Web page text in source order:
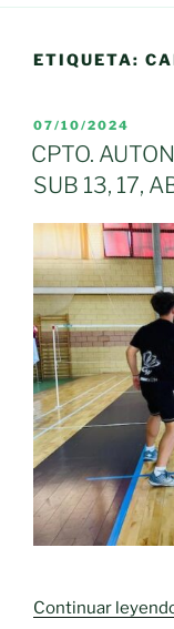
ETIQUETA:
PUBLICADO
EL
07/10/2024
CPTO.
SUB 13, 17,
Continuar